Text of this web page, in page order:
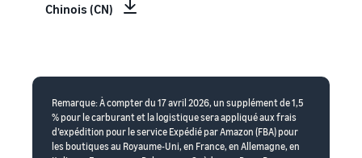
Chinois (CN)
Remarque: À compter du 17 avril 2026, un supplément de 1,5
% pour le carburant et la logistique sera appliqué aux frais
d’expédition pour le service Expédié par Amazon (FBA) pour
les boutiques au Royaume-Uni, en France, en Allemagne, en